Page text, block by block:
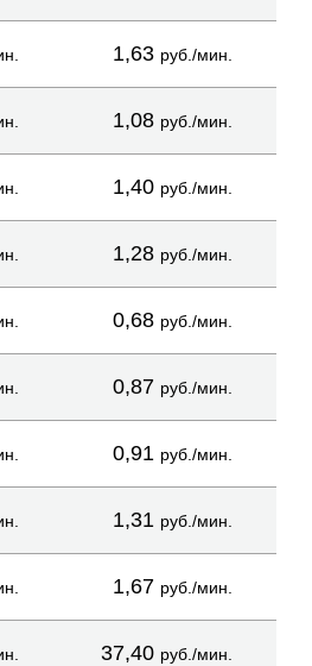
1,63 руб./мин.
1,08 руб./мин.
1,40 руб./мин.
1,28 руб./мин.
0,68 руб./мин.
0,87 руб./мин.
0,91 руб./мин.
1,31 руб./мин.
1,67 руб./мин.
37,40 руб./мин.